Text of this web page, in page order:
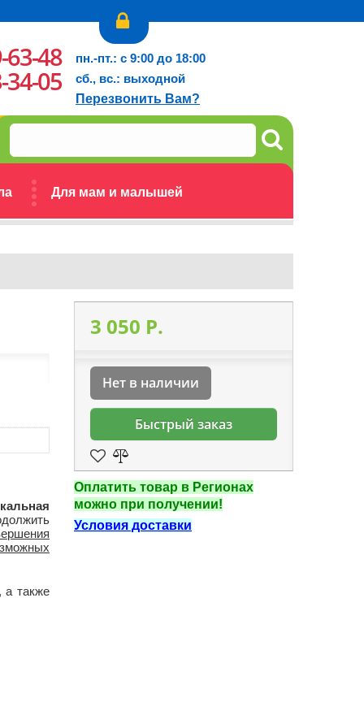
Для мам и малышей
63-48
34-05
пн.-пт.: с 9:00 до 18:00
сб., вс.: выходной
Перезвонить Вам?
а также
3 050 P.
Нет в наличии
Быстрый заказ
Оплатить товар в Регионах
можно при получении!
Условия доставки